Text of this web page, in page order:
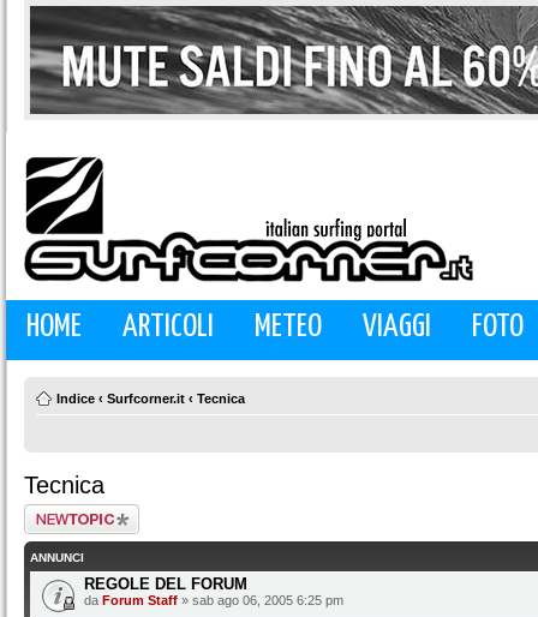
HOME ARTICOLI METEO VIAGGI FOTO
Indice ‹ Surfcorner.it ‹ Tecnica
Tecnica
Scrivi un nuovo
argomento
ANNUNCI
REGOLE DEL FORUM
da Forum Staff » sab ago 06, 2005 6:25 pm